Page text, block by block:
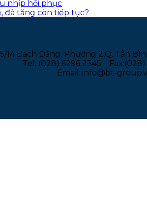
nhịp hồi phục
đà tăng còn tiếp tục?
14 Bạch Đằng, Phường 2,Q. Tân
Tel: (028) 6296 2345 –
Email: info@bt-